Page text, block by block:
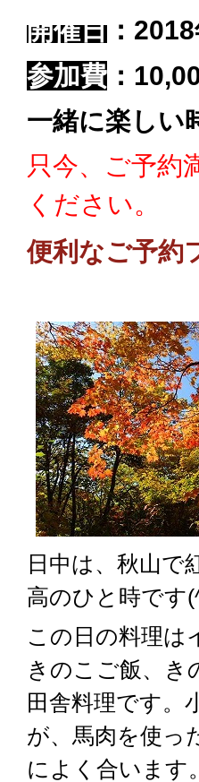
開催日 ：
参加費 ：
一緒に楽しい
只今、ご予約
ください。
便利なご予約
日中は、秋山で
高のひと時です
この日の料理は
きのこご飯、き
田舎料理です。
が、馬肉を使っ
によく合います。